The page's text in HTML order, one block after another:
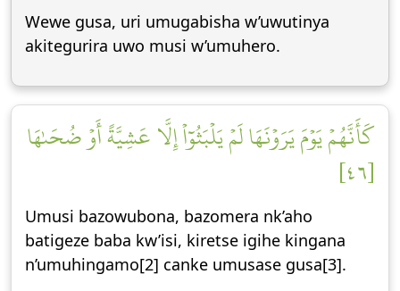
Wewe gusa, uri umugabisha w’uwutinya
akitegurira uwo musi w’umuhero.
كَأَنَّهُمۡ يَوۡمَ يَرَوۡنَهَا لَمۡ يَلۡبَثُوٓاْ إِلَّا عَشِيَّةً أَوۡ ضُحَىٰهَا
[٤٦]
Umusi bazowubona, bazomera nk’aho
batigeze baba kw’isi, kiretse igihe kingana
n’umuhingamo[2] canke umusase gusa[3].